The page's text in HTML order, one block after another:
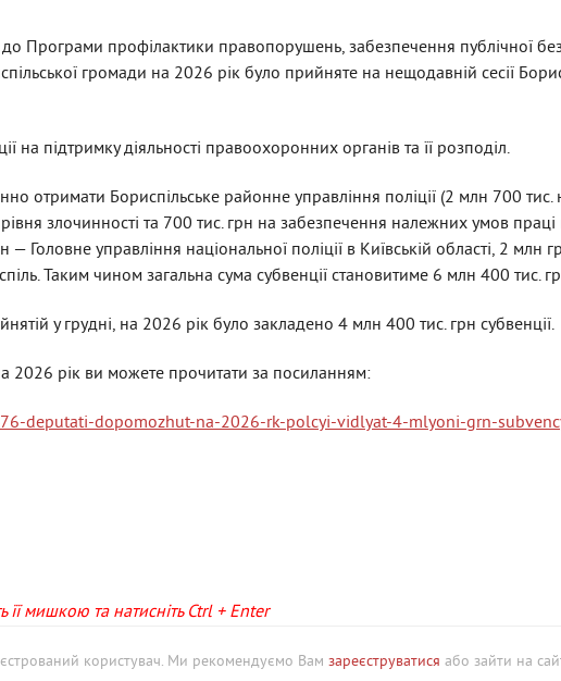
Програми профілактики правопорушень, забезпечення публічної
громади на 2026 рік було прийняте на нещодавній сесії
на підтримку діяльності правоохоронних органів та її розподіл.
отримати Бориспільське районне управління поліції (2 млн 700 тис.
злочинності та 700 тис. грн на забезпечення належних умов праці
Головне управління національної поліції в Київській області, 2 млн
Таким чином загальна сума субвенції становитиме 6 млн 400 тис.
у грудні, на 2026 рік було закладено 4 млн 400 тис. грн субвенції.
2026 рік ви можете прочитати за посиланням:
deputati-dopomozhut-na-2026-rk-polcyi-vidlyat-4-mlyoni-grn-
мишкою та натисніть Ctrl + Enter
користувач. Ми рекомендуємо Вам зареєструватися або зайти на